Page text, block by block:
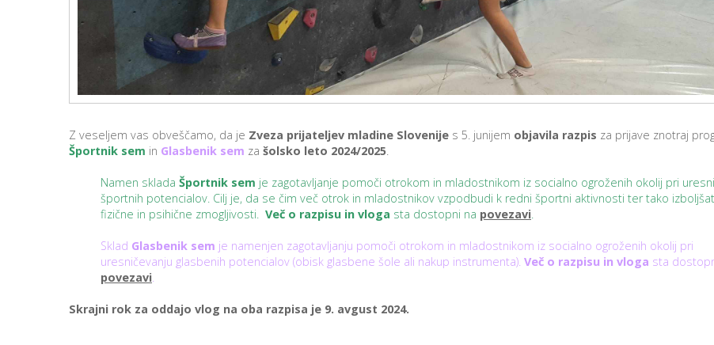
Z veseljem vas obveščamo, da je Zveza prijateljev mladine Slovenije s 5. junijem objavila razpis za prijave znotraj
Športnik sem in Glasbenik sem za šolsko leto 2024/2025.
Namen sklada Športnik sem je zagotavljanje pomoči otrokom in mladostnikom iz socialno ogroženih okolij pri
športnih potencialov. Cilj je, da se čim več otrok in mladostnikov vzpodbudi k redni športni aktivnosti ter tako
fizične in psihične zmogljivosti. Več o razpisu in vloga sta dostopni na povezavi.
Sklad Glasbenik sem je namenjen zagotavljanju pomoči otrokom in mladostnikom iz socialno ogroženih okolij pri
uresničevanju glasbenih potencialov (obisk glasbene šole ali nakup instrumenta). Več o razpisu in vloga sta
povezavi.
Skrajni rok za oddajo vlog na oba razpisa je 9. avgust 2024.